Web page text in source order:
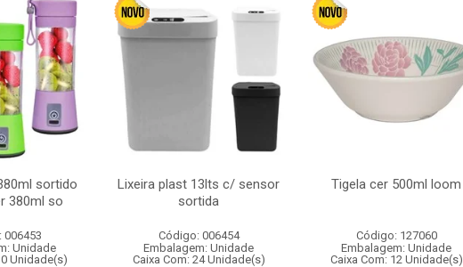
sortido
380ml so
006453
Unidade
Unidade(s)
Lixeira plast 13lts c/ sensor
sortida
Código: 006454
Embalagem: Unidade
Caixa Com: 24 Unidade(s)
Tigela cer 500ml loom
Código: 127060
Embalagem: Unidade
Caixa Com: 12 Unidade(s)